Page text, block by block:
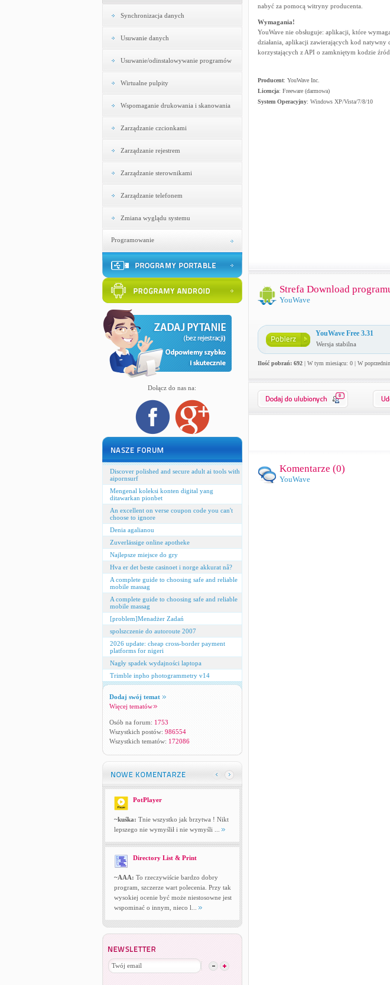
Synchronizacja danych
Usuwanie danych
Usuwanie/odinstalowywanie programów
Wirtualne pulpity
Wspomaganie drukowania i skanowania
Zarządzanie czcionkami
Zarządzanie rejestrem
Zarządzanie sterownikami
Zarządzanie telefonem
Zmiana wyglądu systemu
Programowanie
Dołącz do nas na:
Discover polished and secure adult ai tools with
aipornsurf
Mengenal koleksi konten digital yang
ditawarkan pionbet
An excellent on verse coupon code you can't
choose to ignore
Denia agalianou
Zuverlässige online apotheke
Najlepsze miejsce do gry
Hva er det beste casinoet i norge akkurat nå?
A complete guide to choosing safe and reliable
mobile massag
A complete guide to choosing safe and reliable
mobile massag
[problem]Menadżer Zadań
spolszczenie do autoroute 2007
2026 update: cheap cross‑border payment
platforms for nigeri
Nagły spadek wydajności laptopa
Trimble inpho photogrammetry v14
Dodaj swój temat
Więcej tematów
Osób na forum: 1753
Wszystkich postów: 986554
Wszystkich tematów: 172086
PotPlayer
~kuśka: Tnie wszystko jak brzytwa ! Nikt
lepszego nie wymyślił i nie wymyśli ...
Directory List & Print
~AAA: To rzeczywiście bardzo dobry
program, szczerze wart polecenia. Przy tak
wysokiej ocenie być może niestosowne jest
wspominać o innym, nieco l...
nabyć za pomocą witryny producenta.
Wymagania!
YouWave nie obsługuje: aplikacji, które
działania, aplikacji zawierających kod
korzystających z API o zamkniętym kodzie
Producent: YouWave Inc.
Licencja: Freeware (darmowa)
System Operacyjny: Windows XP/Vista/7/8/10
Strefa Download
YouWave
YouWave Free 3.31
Wersja stabilna
Ilość pobrań: 692| W tym miesiącu: 0 | W
0
Komentarze (0)
YouWave